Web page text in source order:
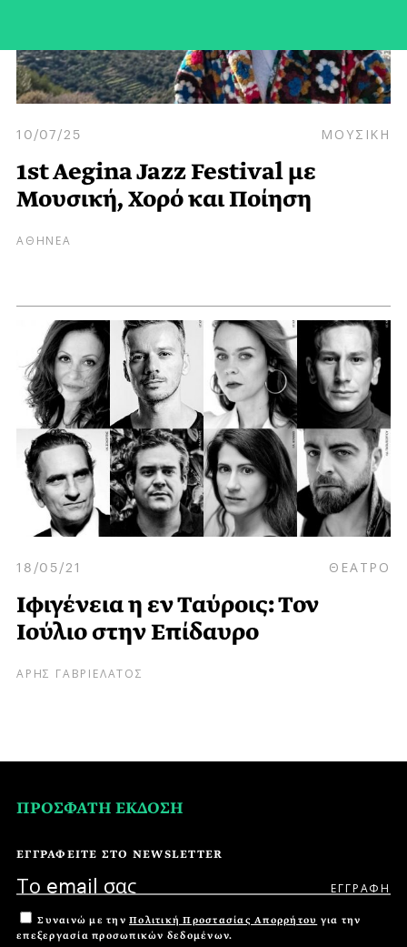
10/07/25 ΜΟΥΣΙΚΗ
1st Aegina Jazz Festival με
Μουσική, Χορό και Ποίηση
ΑΘΗΝΕΑ
18/05/21 ΘΕΑΤΡΟ
Ιφιγένεια η εν Ταύροις: Τον
Ιούλιο στην Επίδαυρο
ΑΡΗΣ ΓΑΒΡΙΕΛΑΤΟΣ
ΠΡΟΣΦΑΤΗ ΕΚΔΟΣΗ
ΕΓΓΡΑΦΕΙΤΕ ΣΤΟ NEWSLETTER
Συναινώ με την Πολιτική Προστασίας Απορρήτου για την
επεξεργασία προσωπικών δεδομένων.